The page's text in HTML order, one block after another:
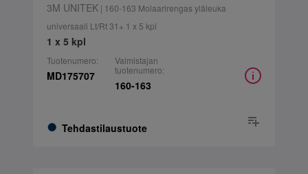
3M UNITEK| 160-163 Molaarirengas yläleuka
universaali Lt/Rt 31+ 1 x 5 kpl
1 x 5 kpl
Tuotenumero:
MD175707
Tehdastilaustuote
Valmistajan
tuotenumero:
160-163